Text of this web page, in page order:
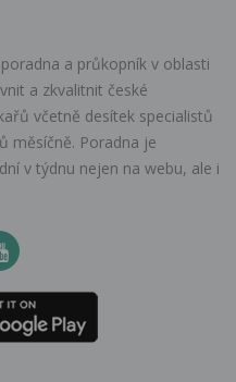
a průkopník v oblasti
a zkvalitnit české
včetně desítek specialistů
měsíčně. Poradna je
v týdnu nejen na webu, ale i